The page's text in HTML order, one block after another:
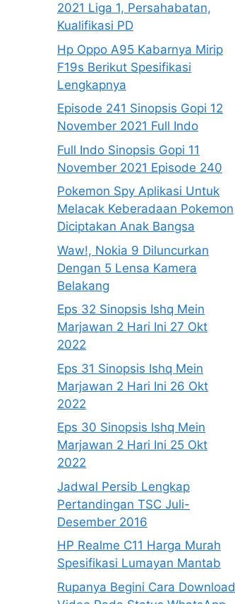
2021 Liga 1, Persahabatan,
Kualifikasi PD
Hp Oppo A95 Kabarnya Mirip
F19s Berikut Spesifikasi
Lengkapnya
Episode 241 Sinopsis Gopi 12
November 2021 Full Indo
Full Indo Sinopsis Gopi 11
November 2021 Episode 240
Pokemon Spy Aplikasi Untuk
Melacak Keberadaan Pokemon
Diciptakan Anak Bangsa
Waw!, Nokia 9 Diluncurkan
Dengan 5 Lensa Kamera
Belakang
Eps 32 Sinopsis Ishq Mein
Marjawan 2 Hari Ini 27 Okt
2022
Eps 31 Sinopsis Ishq Mein
Marjawan 2 Hari Ini 26 Okt
2022
Eps 30 Sinopsis Ishq Mein
Marjawan 2 Hari Ini 25 Okt
2022
Jadwal Persib Lengkap
Pertandingan TSC Juli-
Desember 2016
HP Realme C11 Harga Murah
Spesifikasi Lumayan Mantab
Rupanya Begini Cara Download